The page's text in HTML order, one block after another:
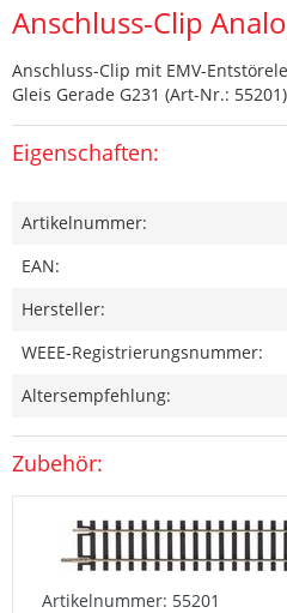
Anschluss-Clip
Anschluss-Clip mit EMV-
Gleis Gerade G231 (Art-Nr.: 55201)
Eigenschaften:
Artikelnummer:
EAN:
Hersteller:
WEEE-Registrierungsnummer:
Altersempfehlung:
Zubehör:
Artikelnummer: 55201